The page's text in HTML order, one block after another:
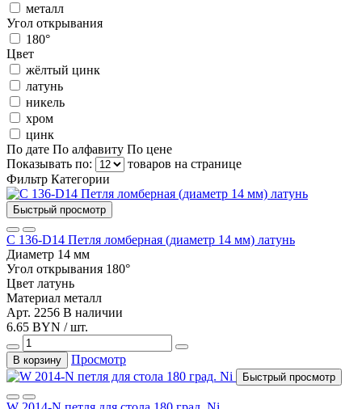
металл
Угол открывания
180°
Цвет
жёлтый цинк
латунь
никель
хром
цинк
По дате По алфавиту По цене
Показывать по:
товаров на странице
Фильтр Категории
Быстрый просмотр
С 136-D14 Петля ломберная (диаметр 14 мм) латунь
Диаметр 14 мм
Угол открывания 180°
Цвет латунь
Материал металл
Арт. 2256 В наличии
6.65 BYN / шт.
В корзину Просмотр
Быстрый просмотр